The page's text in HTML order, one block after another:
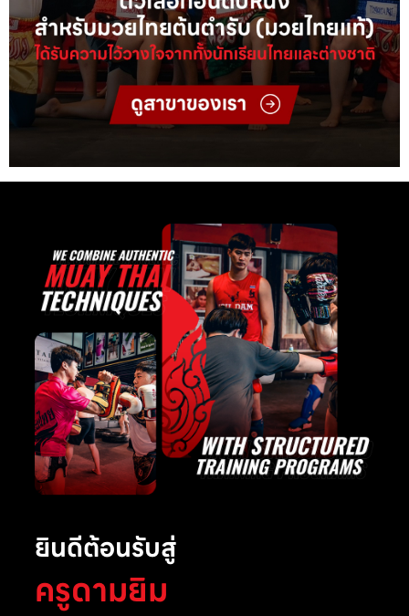
ยินดีต้อนรับสู่
ครูดามยิม